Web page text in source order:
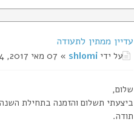
עדיין ממתין לתעודה
על ידיshlomi » 07 מאי 2017, 15:34
שלום,
ביצעתי תשלום והזמנה בתחילת
תודה.